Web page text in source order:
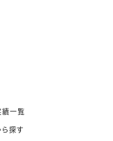
績一覧
探す